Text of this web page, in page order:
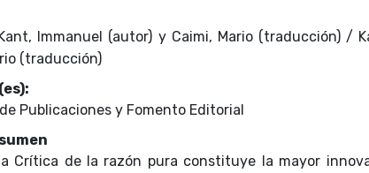
Immanuel (autor) y Caimi, Mario (traducción) /
(traducción)
Publicaciones y Fomento Editorial
Crítica de la razón pura constituye la mayor